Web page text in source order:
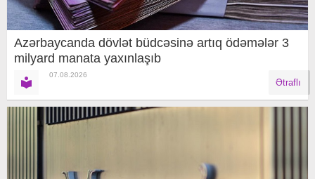
Azərbaycanda dövlət büdcəsinə artıq ödəmələr 3
milyard manata yaxınlaşıb
07.08.2026
Ətraflı